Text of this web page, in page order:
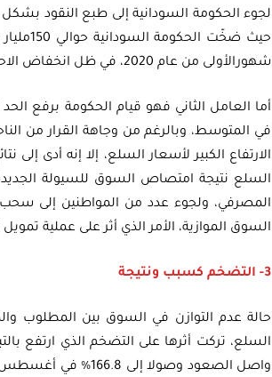
لجوء الحكومة السودانية إلى طبع النقود بشكل
شهورالأولى من عام 2020، في ظل انخفاض الاحتياطي من النقد الأجنبي إلى حوالي 1.4مليار دولار منذ أكتوبر 2019.
في المتوسط، وبالرغم من وجاهة القرار من
الارتفاع الكبير لأسعار السلع، إلا إنه أدى
المصرفي، ولجوء عدد من المواطنين إلى سحب
السوق الموازية، الأمر الذي أثر على عملية
3- التضخم كسبب ونتيجة
حالة عدم التوازن في السوق بين المطلوب